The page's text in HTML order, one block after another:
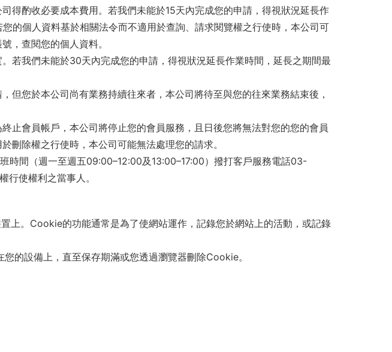
得酌收必要成本費用。若我們未能於15天內完成您的申請，得視狀況延長作
的個人資料基於相關法令而不適用於查詢、請求閱覽權之行使時，本公司可
，查閱您的個人資料。
若我們未能於30天內完成您的申請，得視狀況延長作業時間，延長之期間最
但您於本公司尚有業務持續往來者，本公司將待至與您的往來業務結束後，
止會員帳戶，本公司將停止您的會員服務，且日後您將無法對您的您的會員
刪除權之行使時，本公司可能無法處理您的請求。
間（週一至週五09:00–12:00及13:00–17:00）撥打客戶服務電話03-
使權利之當事人。
上。Cookie的功能通常是為了使網站運作，記錄您於網站上的活動，或記錄
的設備上，直至保存期滿或您透過瀏覽器刪除Cookie。